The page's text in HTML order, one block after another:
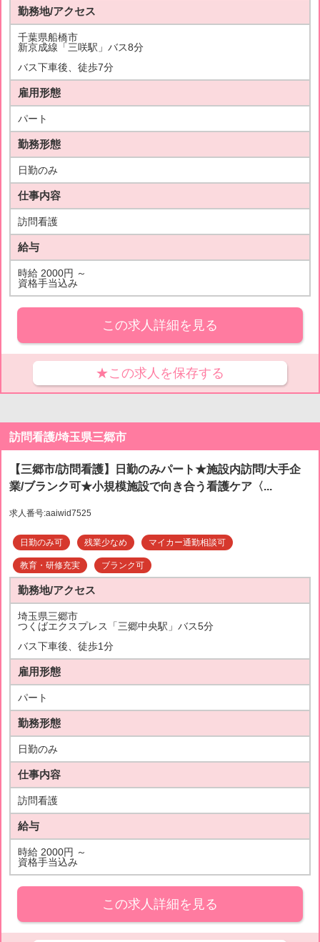
勤務地/アクセス
千葉県船橋市
新京成線「三咲駅」バス8分
バス下車後、徒歩7分
雇用形態
パート
勤務形態
日勤のみ
仕事内容
訪問看護
給与
時給 2000円 ～
資格手当込み
この求人詳細を見る
★この求人を保存する
訪問看護/埼玉県三郷市
【三郷市/訪問看護】日勤のみパート★施設内訪問/大手企
業/ブランク可★小規模施設で向き合う看護ケア〈...
求人番号:aaiwid7525
日勤のみ可 残業少なめ マイカー通勤相談可
教育・研修充実 ブランク可
勤務地/アクセス
埼玉県三郷市
つくばエクスプレス「三郷中央駅」バス5分
バス下車後、徒歩1分
雇用形態
パート
勤務形態
日勤のみ
仕事内容
訪問看護
給与
時給 2000円 ～
資格手当込み
この求人詳細を見る